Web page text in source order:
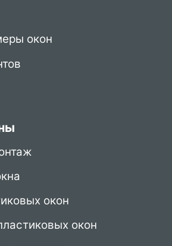
окон
окон
окон